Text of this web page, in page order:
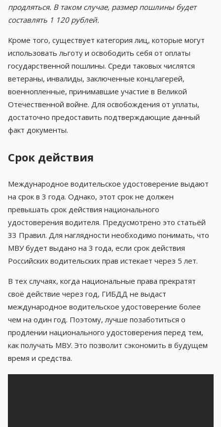
продляться. В таком случае, размер пошлины будет
составлять 1 120 рублей.
Кроме того, существует категория лиц, которые могут
использовать льготу и освободить себя от оплаты
государственной пошлины. Среди таковых числятся
ветераны, инвалиды, заключенные концлагерей,
военнопленные, принимавшие участие в Великой
Отечественной войне. Для освобождения от уплаты,
достаточно предоставить подтверждающие данный
факт документы.
Срок действия
Международное водительское удостоверение выдают
на срок в 3 года. Однако, этот срок не должен
превышать срок действия национального
удостоверения водителя. Предусмотрено это статьёй
33 Правил. Для наглядности необходимо понимать, что
МВУ будет выдано на 3 года, если срок действия
Российских водительских прав истекает через 5 лет.
В тех случаях, когда национальные права прекратят
своё действие через год, ГИБДД не выдаст
международное водительское удостоверение более
чем на один год. Поэтому, лучше позаботиться о
продлении национального удостоверения перед тем,
как получать МВУ. Это позволит сэкономить в будущем
время и средства.